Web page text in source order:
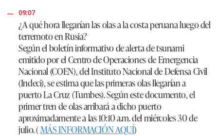
09:07
¿A qué hora llegarían las olas a la costa peruana luego del
terremoto en Rusia?
Según el boletín informativo de alerta de tsunami
emitido por elCentro de Operaciones de Emergencia
Nacional (COEN),delInstituto Nacional de Defensa Civil
(Indeci), se estima que las primeras olas llegarían a
puerto La Cruz (Tumbes). Según este documento, el
primer tren de olas arribará a dicho puerto
aproximadamente a las 10:10 a.m. del miércoles 30 de
julio. (MÁS INFORMACIÓN AQUÍ)